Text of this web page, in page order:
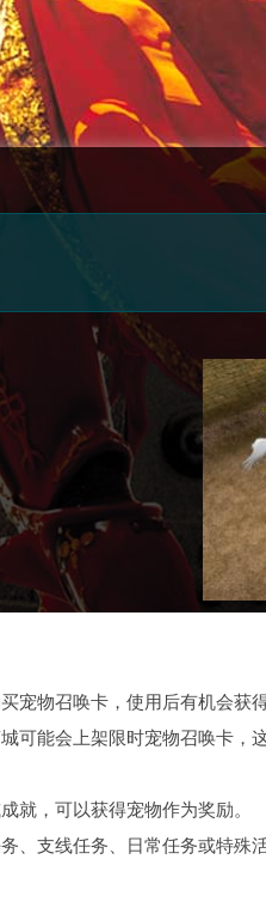
宠物召唤卡，使用后有机会获
可能会上架限时宠物召唤卡，
就，可以获得宠物作为奖励。
、支线任务、日常任务或特殊活